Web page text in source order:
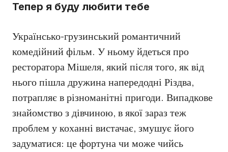
Тепер я буду любити тебе
Українсько-грузинський романтичний
комедійний фільм. У ньому йдеться про
ресторатора Мішеля, який після того, як від
нього пішла дружина напередодні Різдва,
потрапляє в різноманітні пригоди. Випадкове
знайомство з дівчиною, в якої зараз теж
проблем у коханні вистачає, змушує його
задуматися: це фортуна чи може чийсь